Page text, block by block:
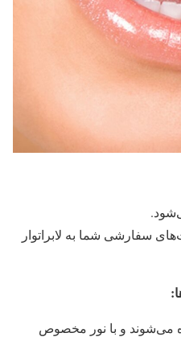
سفارشی شما به لابراتوار
می‌شوند و با نور مخصوص